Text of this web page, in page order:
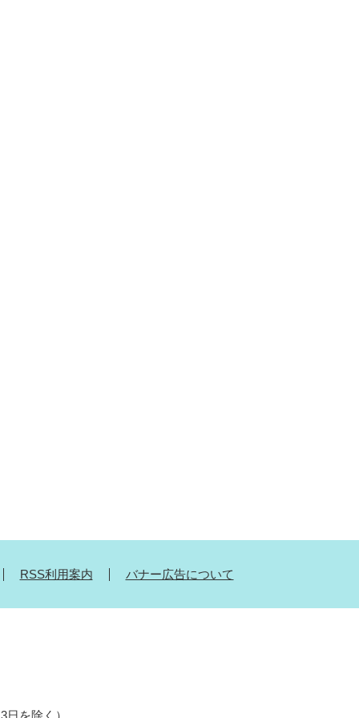
RSS利用案内 バナー広告について